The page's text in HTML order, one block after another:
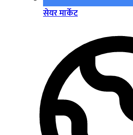
सेयर मार्केट